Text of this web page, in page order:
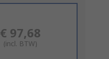
€ 97,68
(incl. BTW)